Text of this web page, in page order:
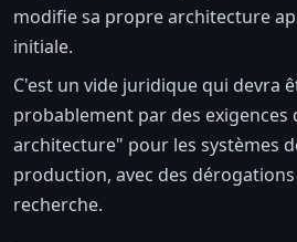
modifie sa propre architecture
initiale.
C'est un vide juridique qui devra
probablement par des exigences
architecture" pour les systèmes
production, avec des
recherche.